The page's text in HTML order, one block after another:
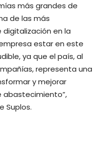
más grandes de
de las más
en la
estar en este
ya que el país, al
representa una
y mejorar
abastecimiento”,
Suplos.